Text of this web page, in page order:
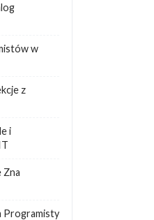
w
z
i
Zna
Programisty